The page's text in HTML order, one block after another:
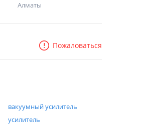
Алматы
Пожаловаться
вакуумный усилитель
усилитель